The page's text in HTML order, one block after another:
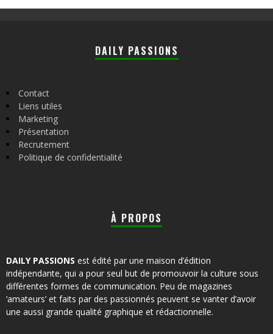
DAILY PASSIONS
Contact
Liens utiles
Marketing
Présentation
Recrutement
Politique de confidentialité
À PROPOS
DAILY PASSIONS est édité par une maison d’édition
indépendante, qui a pour seul but de promouvoir la culture sous
différentes formes de communication. Peu de magazines
‘amateurs’ et faits par des passionnés peuvent se vanter d’avoir
une aussi grande qualité graphique et rédactionnelle.